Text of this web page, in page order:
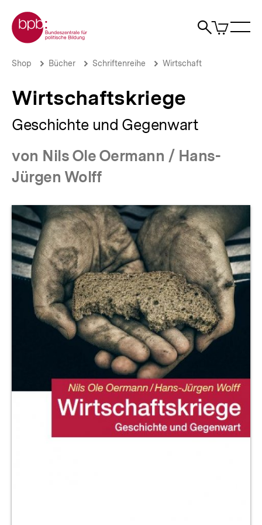
zum
Seiteninhalt
springen
Zur Startseite der bpb
Suche
Artikel
im
Wirtschaftskriege
Brotkrümelnavigation
Pfadnavigation
Shop Bücher Schriftenreihe Wirtschaft
Wirtschaftskriege
Geschichte und Gegenwart
von Nils Ole Oermann / Hans-
Jürgen Wolff
Produktvorschau